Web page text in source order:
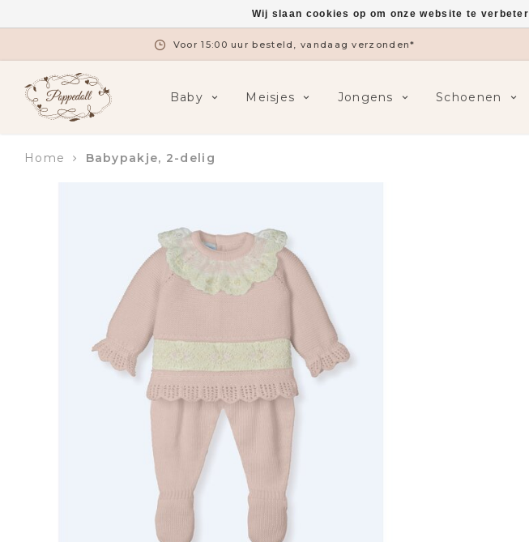
Voor 15:00 uur besteld, vandaag verzonden*
Baby Meisjes Jongens Schoenen
Home Babypakje, 2-delig
Wij slaan cookies op om onze website te